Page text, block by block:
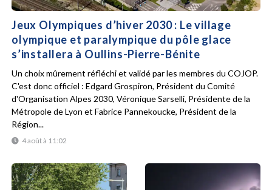
Jeux Olympiques d’hiver 2030 : Le village
olympique et paralympique du pôle glace
s’installera à Oullins-Pierre-Bénite
4 août à 11:02
Un choix mûrement réfléchi et validé par les membres du COJOP.
C'est donc officiel : Edgard Grospiron, Président du Comité
d'Organisation Alpes 2030, Véronique Sarselli, Présidente de la
Métropole de Lyon et Fabrice Pannekoucke, Président de la
Région...